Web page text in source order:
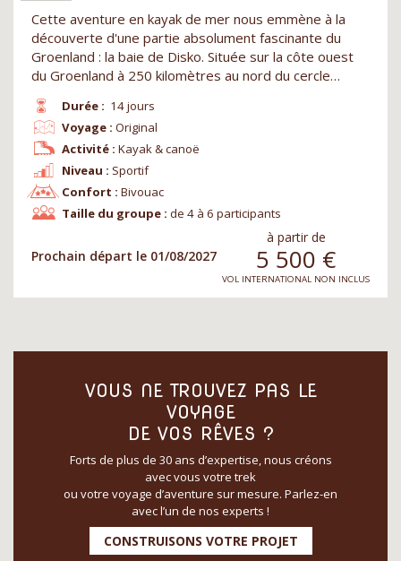
Cette aventure en kayak de mer nous emmène à la
découverte d'une partie absolument fascinante du
Groenland : la baie de Disko. Située sur la côte ouest
du Groenland à 250 kilomètres au nord du cercle…
Durée : 14 jours
Niveau : Sportif
Voyage : Original
Confort : Bivouac
Activité : Kayak & canoë
Taille du groupe : de 4 à 6 participants
Prochain départ le 01/08/2027
à partir de
5 500 €
VOL INTERNATIONAL NON INCLUS
VOUS NE TROUVEZ PAS LE
VOYAGE
DE VOS RÊVES ?
Forts de plus de 30 ans d’expertise, nous créons
avec vous votre trek
ou votre voyage d’aventure sur mesure. Parlez-en
avec l’un de nos experts !
CONSTRUISONS VOTRE PROJET